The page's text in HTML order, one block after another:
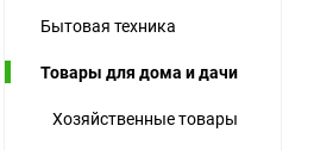
Бытовая техника
Товары для дома и дачи
Хозяйственные товары